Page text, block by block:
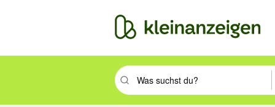
Suchbegriff eingeben. Eingabetaste